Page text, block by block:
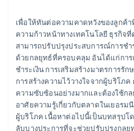
เพื่อให้ทันต่อความคาดหวังของลูกค้
ความก้าวหน้าทางเทคโนโลยี ธุรกิจที่
สามารถปรับปรุงประสบการณ์การชำ
ด้วยกลยุทธ์ที่ครอบคลุม อันได้แก่การ
ชำระเงิน การเสริมสร้างมาตรการรั
การสร้างความไว้วางใจจากผู้บริโภ
ความซับซ้อนอย่างมากและต้องใช้ก
อาศัยความรู้เกี่ยวกับตลาดในเยอรม
ผู้บริโภค เนื้อหาต่อไปนี้เป็นบทสรุปโ
ลับบางประการที่จะช่วยปรับปรุงกล